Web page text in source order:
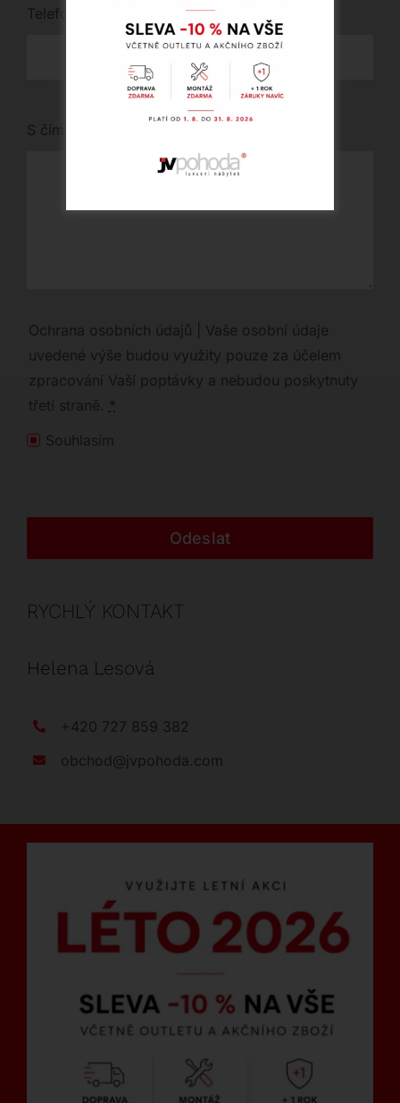
Telefon
S čím vám můžeme pomoci?
Ochrana osobních údajů | Vaše osobní údaje
uvedené výše budou využity pouze za účelem
zpracování Vaší poptávky a nebudou poskytnuty
třetí straně. *
Souhlasím
Odeslat
RYCHLÝ KONTAKT
Helena Lesová
+420 727 859 382
obchod@jvpohoda.com